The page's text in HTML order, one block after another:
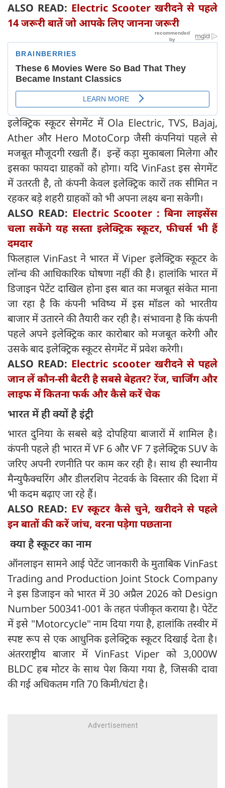
ALSO READ: Electric Scooter खरीदने से पहले
14 जरूरी बातें जो आपके लिए जानना जरूरी
इलेक्ट्रिक स्कूटर सेगमेंट में Ola Electric, TVS, Bajaj,
Ather और Hero MotoCorp जैसी कंपनियां पहले से
मजबूत मौजूदगी रखती हैं। इन्हें कड़ा मुकाबला मिलेगा और
इसका फायदा ग्राहकों को होगा। यदि VinFast इस सेगमेंट
में उतरती है, तो कंपनी केवल इलेक्ट्रिक कारों तक सीमित न
रहकर बड़े शहरी ग्राहकों को भी अपना लक्ष्य बना सकेगी।
ALSO READ: Electric Scooter : बिना लाइसेंस
चला सकेंगे यह सस्ता इलेक्ट्रिक स्कूटर, फीचर्स भी हैं
दमदार
फिलहाल VinFast ने भारत में Viper इलेक्ट्रिक स्कूटर के
लॉन्च की आधिकारिक घोषणा नहीं की है। हालांकि भारत में
डिजाइन पेटेंट दाखिल होना इस बात का मजबूत संकेत माना
जा रहा है कि कंपनी भविष्य में इस मॉडल को भारतीय
बाजार में उतारने की तैयारी कर रही है। संभावना है कि कंपनी
पहले अपने इलेक्ट्रिक कार कारोबार को मजबूत करेगी और
उसके बाद इलेक्ट्रिक स्कूटर सेगमेंट में प्रवेश करेगी।
ALSO READ: Electric scooter खरीदने से पहले
जान लें कौन-सी बैटरी है सबसे बेहतर? रेंज, चार्जिंग और
लाइफ में कितना फर्क और कैसे करें चेक
भारत में ही क्यों है इंट्री
भारत दुनिया के सबसे बड़े दोपहिया बाजारों में शामिल है।
कंपनी पहले ही भारत में VF 6 और VF 7 इलेक्ट्रिक SUV के
जरिए अपनी रणनीति पर काम कर रही है। साथ ही स्थानीय
मैन्युफैक्चरिंग और डीलरशिप नेटवर्क के विस्तार की दिशा में
भी कदम बढ़ाए जा रहे हैं।
ALSO READ: EV स्कूटर कैसे चुने, खरीदने से पहले
इन बातों की करें जांच, वरना पड़ेगा पछताना
क्या है स्कूटर का नाम
ऑनलाइन सामने आई पेटेंट जानकारी के मुताबिक VinFast
Trading and Production Joint Stock Company
ने इस डिजाइन को भारत में 30 अप्रैल 2026 को Design
Number 500341-001 के तहत पंजीकृत कराया है। पेटेंट
में इसे "Motorcycle" नाम दिया गया है, हालांकि तस्वीर में
स्पष्ट रूप से एक आधुनिक इलेक्ट्रिक स्कूटर दिखाई देता है।
अंतरराष्ट्रीय बाजार में VinFast Viper को 3,000W
BLDC हब मोटर के साथ पेश किया गया है, जिसकी दावा
की गई अधिकतम गति 70 किमी/घंटा है।